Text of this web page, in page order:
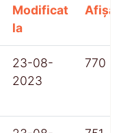
Modificat
la
23-08-
2023
770